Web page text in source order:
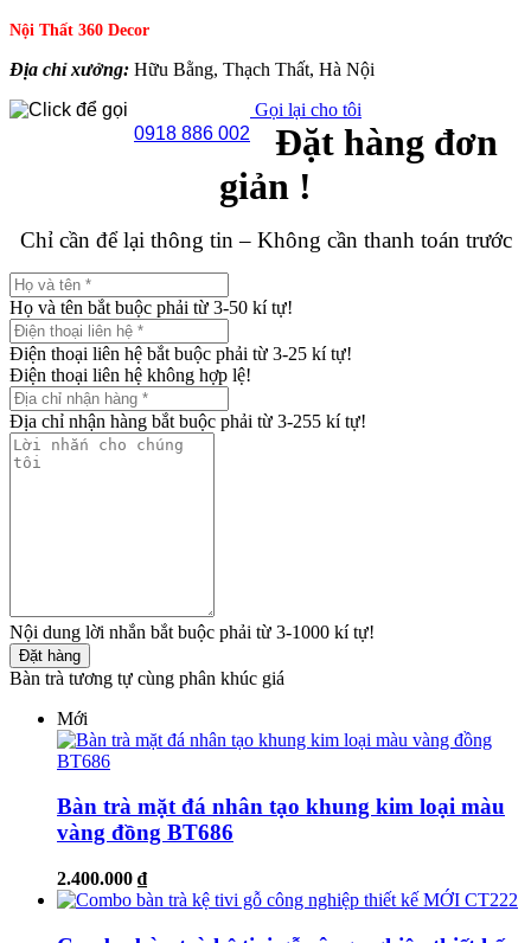
Nội Thất 360 Decor
Địa chỉ xưởng: Hữu Bằng, Thạch Thất, Hà Nội
0918 886 002
Gọi lại cho tôi
Đặt hàng đơn
giản !
Chỉ cần để lại thông tin – Không cần thanh toán trước
Họ và tên bắt buộc phải từ 3-50 kí tự!
Điện thoại liên hệ bắt buộc phải từ 3-25 kí tự!
Điện thoại liên hệ không hợp lệ!
Địa chỉ nhận hàng bắt buộc phải từ 3-255 kí tự!
Nội dung lời nhắn bắt buộc phải từ 3-1000 kí tự!
Đặt hàng
Bàn trà tương tự cùng phân khúc giá
Mới
Bàn trà mặt đá nhân tạo khung kim loại màu
vàng đồng BT686
2.400.000 ₫